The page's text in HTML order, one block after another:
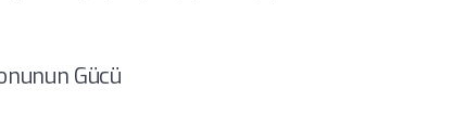
Gücü